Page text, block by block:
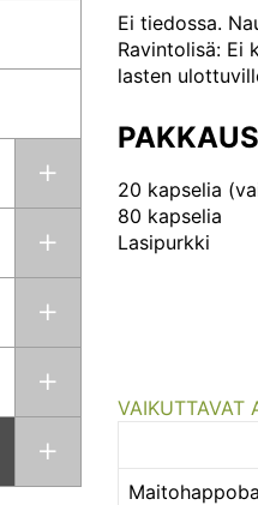
Ei tiedossa.
Ravintolisä: Ei
lasten
20 kapselia
80 kapselia
Lasipurkki
VAIKUTTAVAT